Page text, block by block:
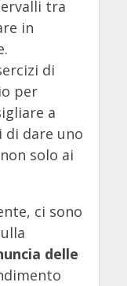
tra
in
di
per
a
dare uno
solo ai
ci sono
delle